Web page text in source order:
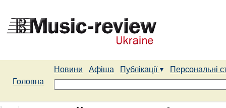
Новини Афіша Публікації
Персональні
Головна